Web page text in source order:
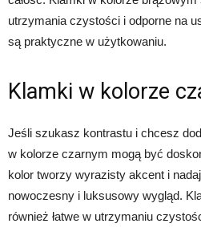
utrzymania czystości i odporne na
są praktyczne w użytkowaniu.
Klamki w kolorze
Jeśli szukasz kontrastu i chcesz
w kolorze czarnym mogą być
kolor tworzy wyrazisty akcent i
nowoczesny i luksusowy wygląd.
również łatwe w utrzymaniu